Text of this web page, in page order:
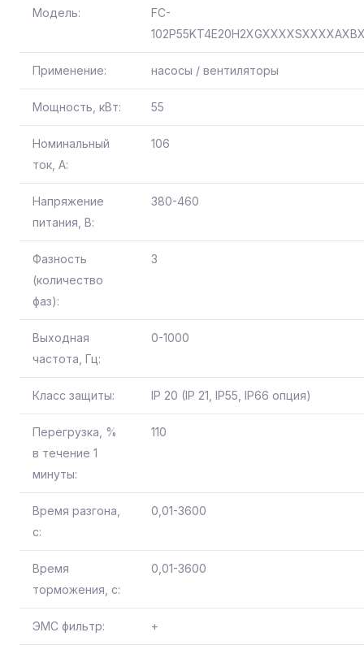
Модель:
FC-
Применение: насосы / вентиляторы
Мощность, кВт: 55
Номинальный
ток, А:
106
Напряжение
питания, В:
380-460
Фазность
(количество
фаз):
3
Выходная
частота, Гц:
0-1000
Класс защиты: IP 20 (IP 21, IP55, IP66 опция)
Перегрузка, %
в течение 1
минуты:
110
Время разгона,
с:
0,01-3600
Время
торможения, с:
0,01-3600
ЭМС фильтр: +